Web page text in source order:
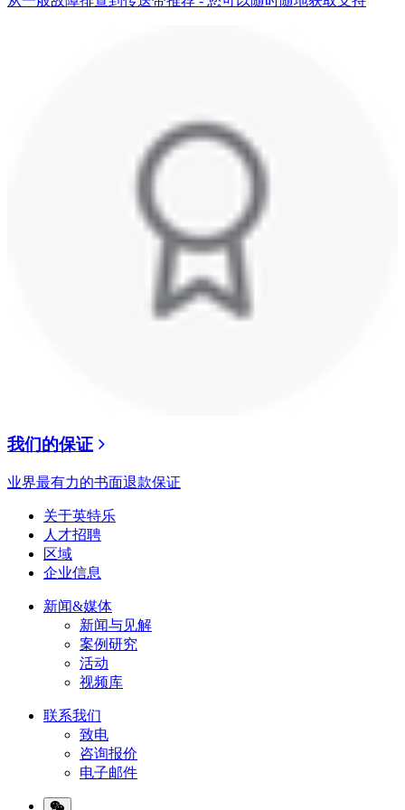
我们的保证
业界最有力的书面退款保证
关于英特乐
人才招聘
区域
企业信息
新闻&媒体
新闻与见解
案例研究
活动
视频库
联系我们
致电
咨询报价
电子邮件